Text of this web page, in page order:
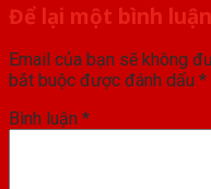
Để lại một bình luận
Email của bạn sẽ không
bắt buộc được đánh dấu *
Bình luận *